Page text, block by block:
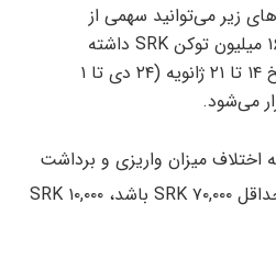
زیر می‌توانید سهمی از
کمپین کوکوین در توزیع ۱۶ میلیون توکن SRK داشته
باشید. این کمپین از تاریخ ۱۴ تا ۲۱ ژانویه (۲۴ دی تا ۱
می‌شود.
نخستی که اختلاف میزان واریزی و برداشت
توکن SRK آن‌ها در صرافی حداقل ۷۰,۰۰۰ SRK باشد، ۱۰,۰۰۰ SRK